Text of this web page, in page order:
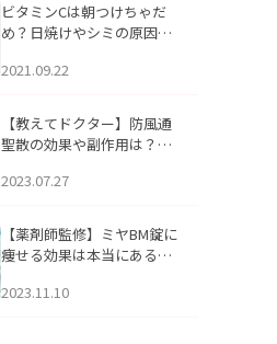
ビタミンCは朝つけちゃだ
め？日焼けやシミの原因に
2021.09.22
【教えてドクター】防風通
聖散の効果や副作用は？長
2023.07.27
【薬剤師監修】ミヤBM錠に
痩せる効果は本当にある
2023.11.10